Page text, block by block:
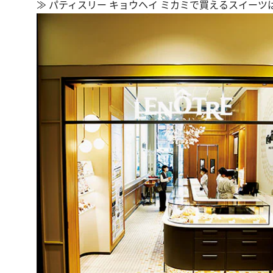
≫ パティスリー キョウヘイ ミカミで買えるスイーツ